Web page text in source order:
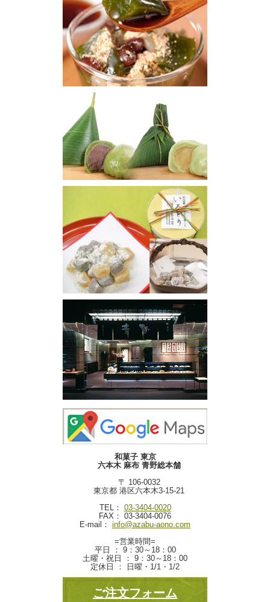
和菓子 東京
六本木 麻布 青野総本舗
〒 106-0032
東京都 港区六本木3-15-21
TEL： 03-3404-0020
FAX： 03-3404-0076
E-mail： info@azabu-aono.com
=営業時間=
平日 ： 9：30～18：00
土曜・祝日 ： 9：30～18：00
定休日 ： 日曜・1/1・1/2
ご注文フォーム